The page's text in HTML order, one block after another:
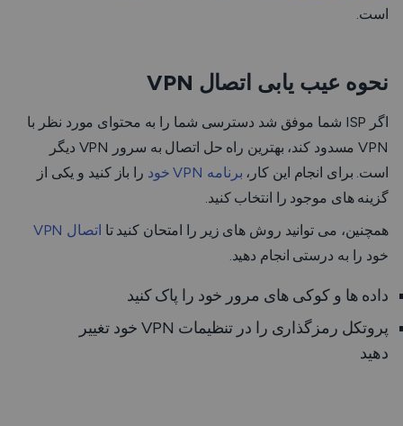
است.
نحوه عیب یابی اتصال VPN
اگر ISP شما موفق شد دسترسی شما را به محتوای مورد نظر با
VPN مسدود کند، بهترین راه حل اتصال به سرور VPN دیگر
است. برای انجام این کار، برنامه VPN خود
را باز کنید و یکی از
گزینه های موجود را انتخاب کنید.
همچنین، می توانید روش های زیر را امتحان کنید تا اتصال VPN
خود را به درستی انجام دهید.
داده ها و کوکی های مرور خود را پاک کنید
پروتکل رمزگذاری را در تنظیمات VPN خود تغییر
دهید